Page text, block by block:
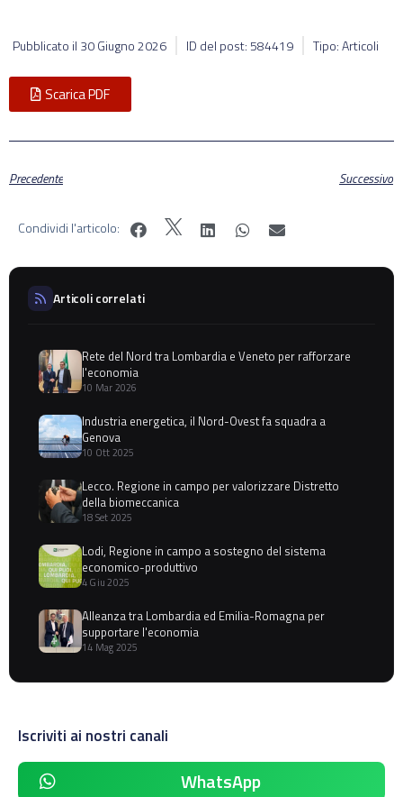
Pubblicato il 30 Giugno 2026 ID del post: 584419 Tipo: Articoli
Scarica PDF
Precedente Successivo
Condividi l'articolo:
Articoli correlati
Rete del Nord tra Lombardia e Veneto per rafforzare
l'economia
10 Mar 2026
Industria energetica, il Nord-Ovest fa squadra a
Genova
10 Ott 2025
Lecco. Regione in campo per valorizzare Distretto
della biomeccanica
18 Set 2025
Lodi, Regione in campo a sostegno del sistema
economico-produttivo
4 Giu 2025
Alleanza tra Lombardia ed Emilia-Romagna per
supportare l'economia
14 Mag 2025
Iscriviti ai nostri canali
WhatsApp